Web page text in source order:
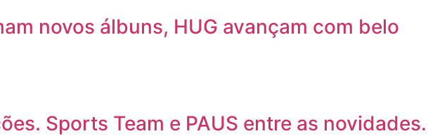
novos álbuns, HUG avançam com belo
Sports Team e PAUS entre as novidades.